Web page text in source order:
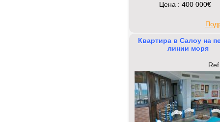
Цена : 400 000€
Квартира в Салоу на
линии моря